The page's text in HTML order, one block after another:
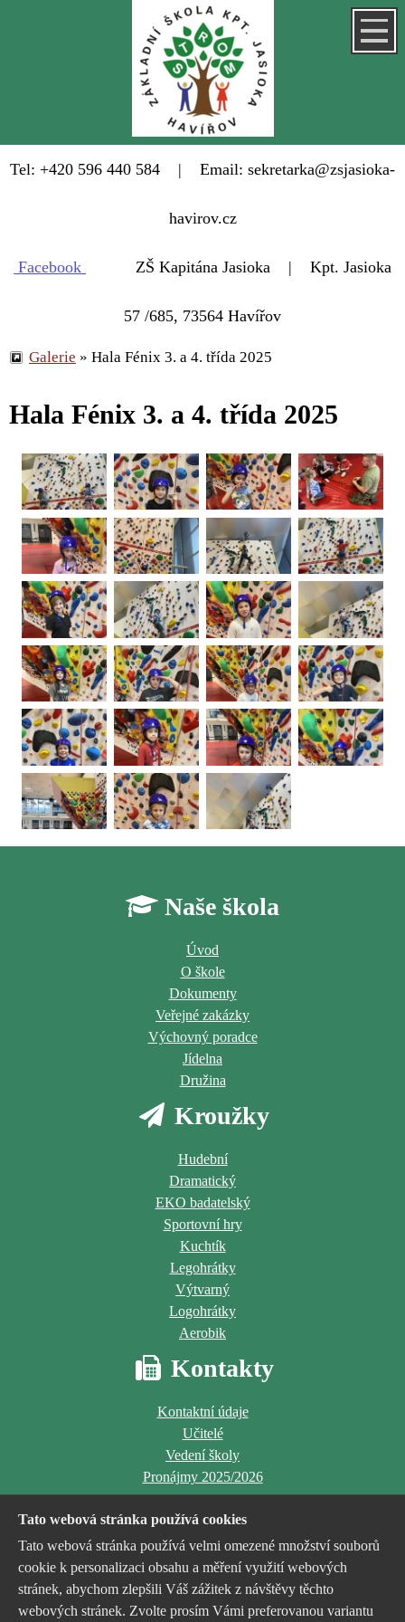
Tel: +420 596 440 584 | Email: sekretarka@zsjasioka-
havirov.cz
Facebook ZŠ Kapitána Jasioka | Kpt. Jasioka
57 /685, 73564 Havířov
Galerie » Hala Fénix 3. a 4. třída 2025
Hala Fénix 3. a 4. třída 2025
Naše škola
Úvod
O škole
Dokumenty
Veřejné zakázky
Výchovný poradce
Jídelna
Družina
Kroužky
Hudební
Dramatický
EKO badatelský
Sportovní hry
Kuchtík
Legohrátky
Výtvarný
Logohrátky
Aerobik
Kontakty
Kontaktní údaje
Učitelé
Vedení školy
Pronájmy 2025/2026
Jsme příspěvkovou organizací
Tato webová stránka používá cookies
Tato webová stránka používá velmi omezené množství souborů
cookie k personalizaci obsahu a měření využití webových
stránek, abychom zlepšili Váš zážitek z návštěvy těchto
webových stránek. Zvolte prosím Vámi preferovanou variantu